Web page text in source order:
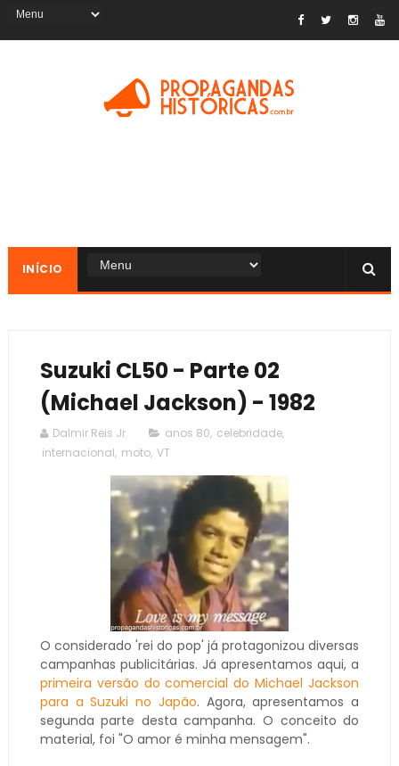
INÍCIO
Suzuki CL50 - Parte 02
(Michael Jackson) - 1982
Dalmir Reis Jr. anos 80, celebridade,
internacional, moto, VT
O considerado 'rei do pop' já protagonizou diversas
campanhas publicitárias. Já apresentamos aqui, a
primeira versão do comercial do Michael Jackson
para a Suzuki no Japão. Agora, apresentamos a
segunda parte desta campanha. O conceito do
material, foi "O amor é minha mensagem".